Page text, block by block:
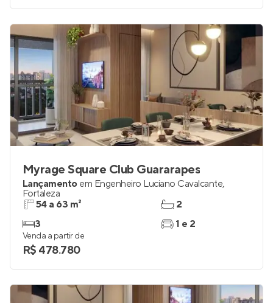
Myrage Square Club Guararapes
Lançamento em Engenheiro Luciano Cavalcante,
Fortaleza
54 a 63 m²
3
2
1 e 2
Venda a partir de
R$ 478.780